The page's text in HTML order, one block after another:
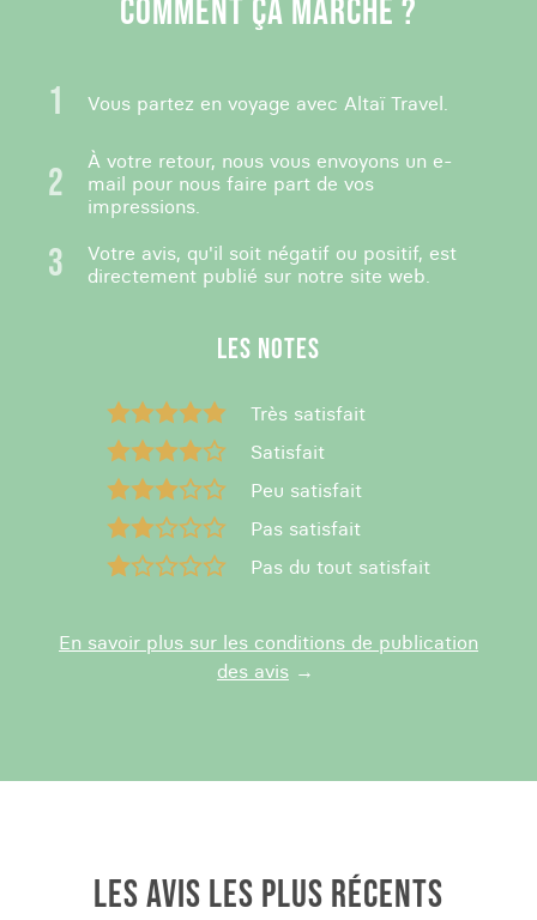
COMMENT ÇA MARCHE ?
Vous partez en voyage avec Altaï Travel.
À votre retour, nous vous envoyons un e-
mail pour nous faire part de vos
impressions.
Votre avis, qu'il soit négatif ou positif, est
directement publié sur notre site web.
LES NOTES
Très satisfait
Satisfait
Peu satisfait
Pas satisfait
Pas du tout satisfait
En savoir plus sur les conditions de publication
des avis
LES AVIS LES PLUS RÉCENTS